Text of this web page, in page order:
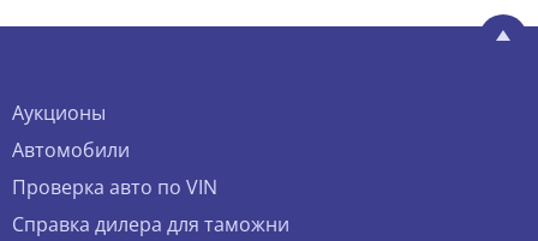
Аукционы
Автомобили
Проверка авто по VIN
Справка дилера для таможни